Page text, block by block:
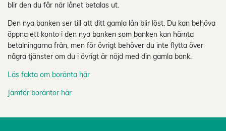
blir den du får när lånet betalas ut.
Den nya banken ser till att ditt gamla lån blir löst. Du kan behöva
öppna ett konto i den nya banken som banken kan hämta
betalningarna från, men för övrigt behöver du inte flytta över
några tjänster om du i övrigt är nöjd med din gamla bank.
Läs fakta om boränta här
Jämför boräntor här